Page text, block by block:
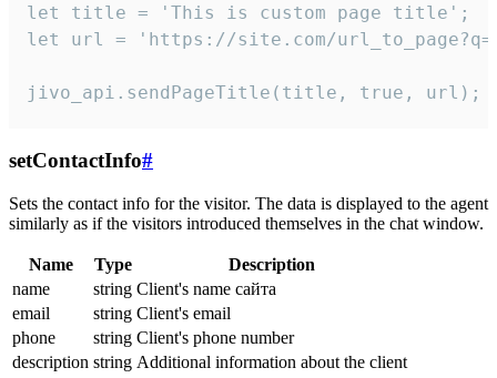
let title = 'This is custom page title';
let url = 'https://site.com/
jivo_api.sendPageTitle(title, true, url);
setContactInfo#
Sets the contact info for the visitor. The data is displayed to the agent
similarly as if the visitors introduced themselves in the chat window.
Name Type
Description
name
string Client's name сайта
email
string Client's email
phone
string Client's phone number
description string Additional information about the client